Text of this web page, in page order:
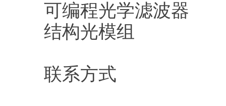
可编程光学滤波器
结构光模组
联系方式